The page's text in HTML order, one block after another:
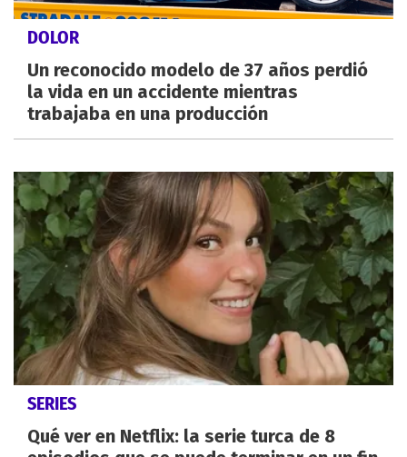
DOLOR
Un reconocido modelo de 37 años perdió
la vida en un accidente mientras
trabajaba en una producción
SERIES
Qué ver en Netflix: la serie turca de 8